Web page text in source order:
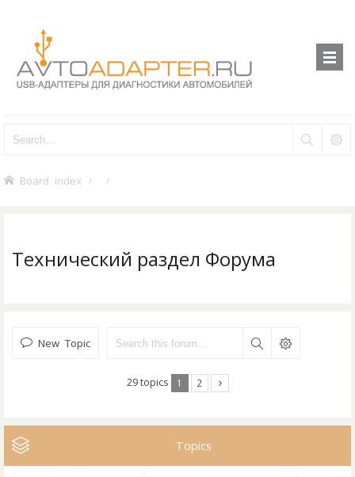
Board index
Технический раздел Форума
New Topic
29 topics 1 2
Topics